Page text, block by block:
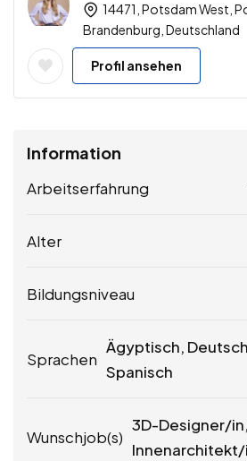
14471, Potsdam West,
Brandenburg, Deutschland
Profil ansehen
Information
Arbeitserfahrung
Alter
Bildungsniveau
Sprachen
Ägyptisch,
Spanisch
Wunschjob(s)
3D-Designer/